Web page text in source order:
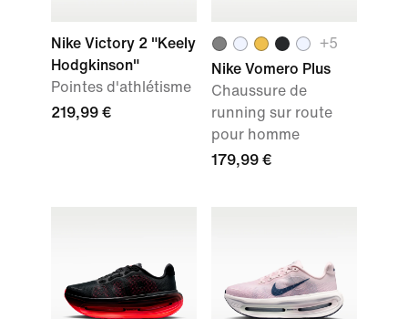
Nike Victory 2 "Keely
Hodgkinson"
Pointes d'athlétisme
219,99 €
+5
Nike Vomero Plus
Chaussure de
running sur route
pour homme
179,99 €